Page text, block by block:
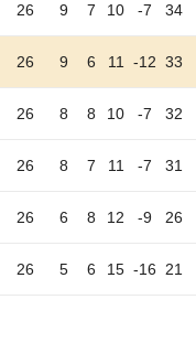
26 9 7 10 -7 34
26 9 6 11 -12 33
26 8 8 10 -7 32
26 8 7 11 -7 31
26 6 8 12 -9 26
26 5 6 15 -16 21